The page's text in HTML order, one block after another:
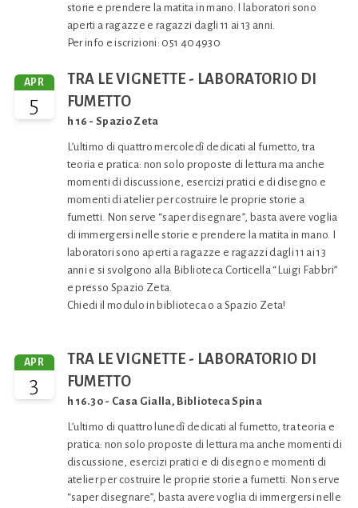
storie e prendere la matita in mano. I laboratori sono
aperti a ragazze e ragazzi dagli 11 ai 13 anni.
Per info e iscrizioni: 051 404930
APR
5
TRA LE VIGNETTE - LABORATORIO DI
FUMETTO
h 16 - Spazio Zeta
L’ultimo di quattro mercoledì dedicati al fumetto, tra
teoria e pratica: non solo proposte di lettura ma anche
momenti di discussione, esercizi pratici e di disegno e
momenti di atelier per costruire le proprie storie a
fumetti. Non serve “saper disegnare”, basta avere voglia
di immergersi nelle storie e prendere la matita in mano. I
laboratori sono aperti a ragazze e ragazzi dagli 11 ai 13
anni e si svolgono alla Biblioteca Corticella “Luigi Fabbri”
e presso Spazio Zeta.
Chiedi il modulo in biblioteca o a Spazio Zeta!
APR
3
TRA LE VIGNETTE - LABORATORIO DI
FUMETTO
h 16.30 - Casa Gialla, Biblioteca Spina
L’ultimo di quattro lunedì dedicati al fumetto, tra teoria e
pratica: non solo proposte di lettura ma anche momenti di
discussione, esercizi pratici e di disegno e momenti di
atelier per costruire le proprie storie a fumetti. Non serve
“saper disegnare”, basta avere voglia di immergersi nelle